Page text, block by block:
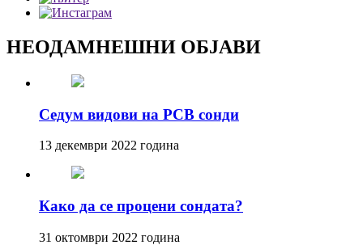
НЕОДАМНЕШНИ ОБЈАВИ
Седум видови на PCB сонди
13 декември 2022 година
Како да се процени сондата?
31 октомври 2022 година